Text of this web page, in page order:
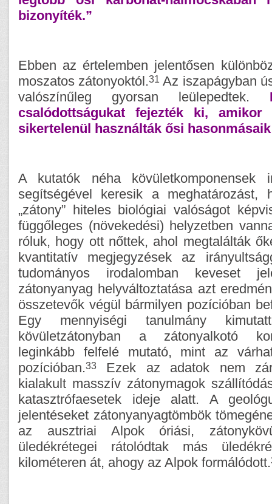
bizonyíték.”
Ebben az értelemben jelentősen
moszatos zátonyoktól.31 Az iszapágyban
valószínűleg gyorsan leülepedtek.
csalódottságukat fejezték ki,
sikertelenül használták ősi
A kutatók néha kövületkomponensek
segítségével keresik a
„zátony” hiteles biológiai valóságot
függőleges (növekedési) helyzetben
róluk, hogy ott nőttek, ahol megtalálták
kvantitatív megjegyzések az
tudományos irodalomban keveset
zátonyanyag helyváltoztatása azt
összetevők végül bármilyen pozícióban
Egy mennyiségi tanulmány
kövületzátonyban a zátonyalkotó
leginkább felfelé mutató, mint az
pozícióban.33
Ezek az adatok nem
kialakult masszív zátonymagok
katasztrófaesetek ideje alatt. A
jelentéseket zátonyanyagtömbök
az ausztriai Alpok óriási,
üledékrétegei rátolódtak más
kilométeren át, ahogy az Alpok formálódott.